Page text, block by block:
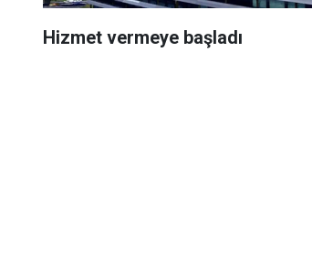
Hizmet vermeye başladı